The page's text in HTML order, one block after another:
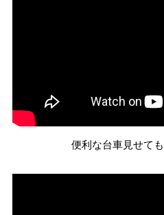
便利な台車見せて